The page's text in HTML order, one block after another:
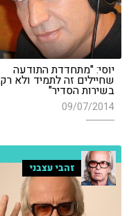
יוסי: "מתחדדת התודעה
שחיילים זה לתמיד ולא רק
בשירות הסדיר"
09/07/2014
זהבי עצבני